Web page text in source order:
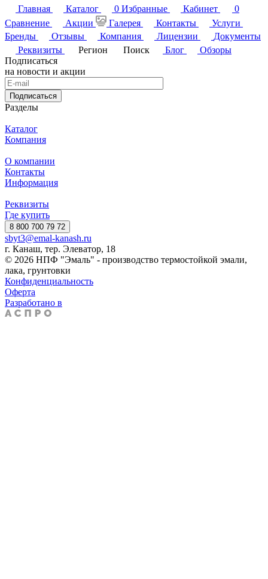
Главная
Каталог 0 Избранные Кабинет
0
Сравнение
Акции Галерея Контакты
Услуги
Бренды
Отзывы Компания Лицензии
Документы
Реквизиты
Регион Поиск Блог
Обзоры
Подписаться
на новости и акции
Подписаться
Разделы
Каталог
Компания
О компании
Контакты
Информация
Реквизиты
Где купить
8 800 700 79 72
sbyt3@emal-kanash.ru
г. Канаш, тер. Элеватор, 18
© 2026 НПФ "Эмаль" - производство термостойкой эмали,
лака, грунтовки
Конфиденциальность
Оферта
Разработано в